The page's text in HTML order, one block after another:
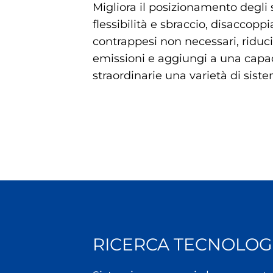
Migliora il posizionamento degli
flessibilità e sbraccio,
contrappesi non necessari,
emissioni e aggiungi a una
straordinarie una varietà di
RICERCA